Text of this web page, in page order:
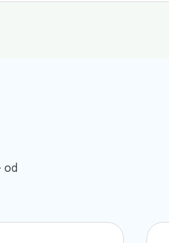
od